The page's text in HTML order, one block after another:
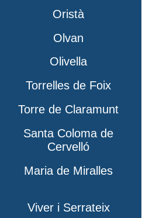
Oristà
Olvan
Olivella
Torrelles de Foix
Torre de Claramunt
Santa Coloma de
Cervelló
Maria de Miralles
Viver i Serrateix